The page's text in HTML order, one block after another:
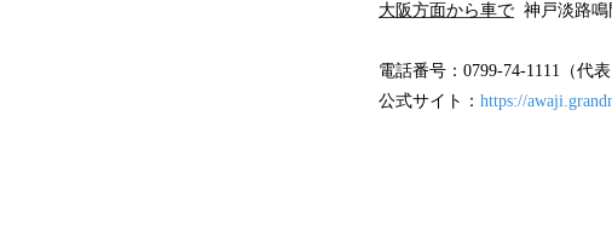
大阪方面から車で 神戸淡路鳴
電話番号：0799-74-1111（
公式サイト： https://